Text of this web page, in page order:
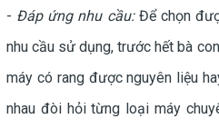
- Đáp ứng nhu cầu:Để chọn
nhu cầu sử dụng, trước hết bà
máy có rang được nguyên liệu
nhau đòi hỏi từng loại máy